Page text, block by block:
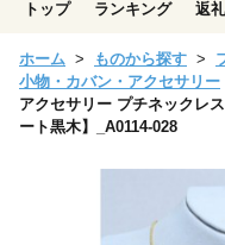
トップ ランキング 返
ホーム ものから探す
小物・カバン・アクセサリー
アクセサリー プチネックレ
ート黒木】_A0114-028